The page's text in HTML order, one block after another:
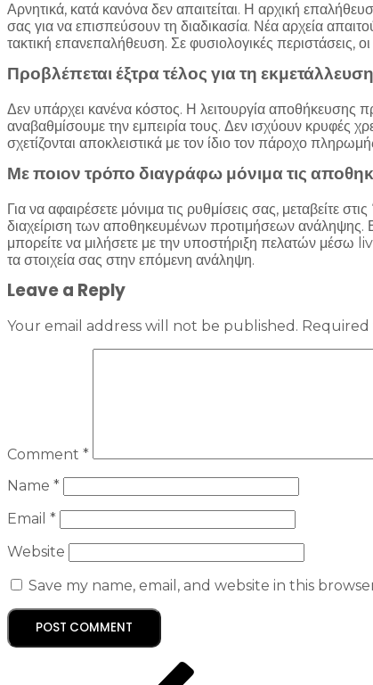
Αρνητικά, κατά κανόνα δεν απαιτείται. Η αρχική
σας για να επισπεύσουν τη διαδικασία. Νέα αρχεία
τακτική επανεπαλήθευση. Σε φυσιολογικές
Προβλέπεται έξτρα τέλος για τη
Δεν υπάρχει κανένα κόστος. Η λειτουργία αποθήκευσης
αναβαθμίσουμε την εμπειρία τους. Δεν ισχύουν κρυφές
σχετίζονται αποκλειστικά με τον ίδιο τον πάροχο
Με ποιον τρόπο διαγράφω μόνιμα τις
Για να αφαιρέσετε μόνιμα τις ρυθμίσεις σας, μεταβείτε
διαχείριση των αποθηκευμένων προτιμήσεων ανάληψης.
μπορείτε να μιλήσετε με την υποστήριξη πελατών μέσω
τα στοιχεία σας στην επόμενη ανάληψη.
Leave a Reply
Your email address will not be published. Required
Comment *
Name *
Email *
Website
Save my name, email, and website in this